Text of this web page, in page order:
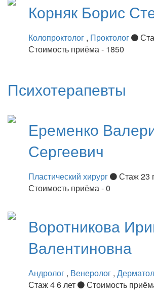
Корняк Борис
Колопроктолог , Проктолог
Стоимость приёма - 1850
Психотерапевты
Еременко
Сергеевич
Пластический хирург
Стаж 23
Стоимость приёма - 0
Воротникова
Валентиновна
Андролог , Венеролог ,
Стаж 4 6 лет
Стоимость